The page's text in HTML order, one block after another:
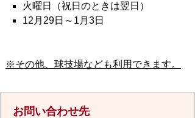
火曜日（祝日のときは翌日）
12月29日～1月3日
※その他、球技場なども利用できます。
お問い合わせ先